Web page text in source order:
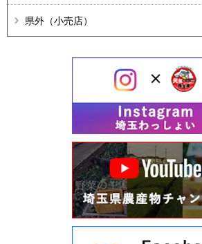
県外（小売店）